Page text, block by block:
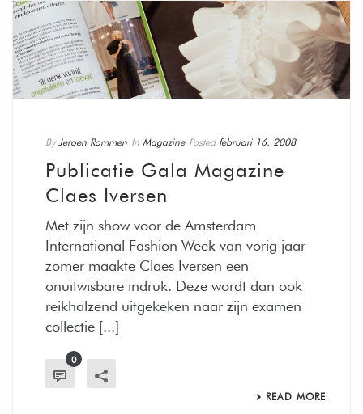
By Jeroen Rommen In Magazine Posted februari 16, 2008
Publicatie Gala Magazine
Claes Iversen
Met zijn show voor de Amsterdam
International Fashion Week van vorig jaar
zomer maakte Claes Iversen een
onuitwisbare indruk. Deze wordt dan ook
reikhalzend uitgekeken naar zijn examen
collectie [...]
0
READ MORE